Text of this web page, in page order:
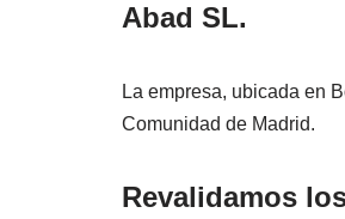
Abad SL.
La empresa, ubicada en
Comunidad de Madrid.
Revalidamos